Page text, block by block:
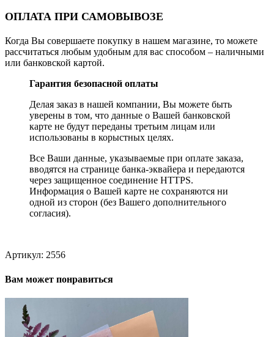
ОПЛАТА ПРИ САМОВЫВОЗЕ
Когда Вы совершаете покупку в нашем магазине, то можете
рассчитаться любым удобным для вас способом – наличными
или банковской картой.
Гарантия безопасной оплаты
Делая заказ в нашей компании, Вы можете быть
уверены в том, что данные о Вашей банковской
карте не будут переданы третьим лицам или
использованы в корыстных целях.
Все Ваши данные, указываемые при оплате заказа,
вводятся на странице банка-эквайера и передаются
через защищенное соединение HTTPS.
Информация о Вашей карте не сохраняются ни
одной из сторон (без Вашего дополнительного
согласия).
Артикул: 2556
Вам может понравиться